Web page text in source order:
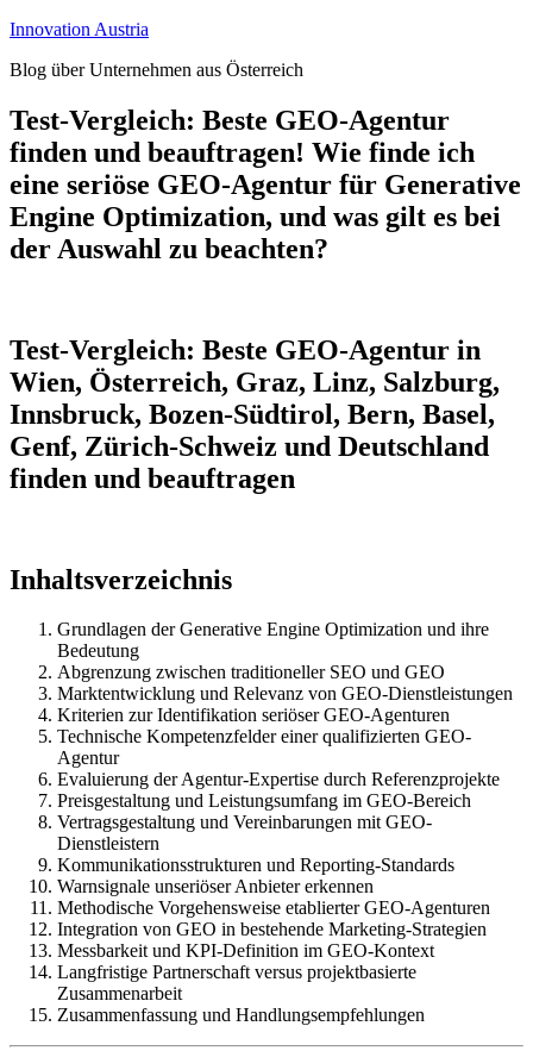
Zum
springen
Innovation Austria
Blog über Unternehmen aus Österreich
Test-Vergleich: Beste GEO-Agentur
finden und beauftragen! Wie finde ich
eine seriöse GEO-Agentur für Generative
Engine Optimization, und was gilt es bei
der Auswahl zu beachten?
Test-Vergleich: Beste GEO-Agentur in
Wien, Österreich, Graz, Linz, Salzburg,
Innsbruck, Bozen-Südtirol, Bern, Basel,
Genf, Zürich-Schweiz und Deutschland
finden und beauftragen
Inhaltsverzeichnis
Grundlagen der Generative Engine Optimization und ihre
Bedeutung
Abgrenzung zwischen traditioneller SEO und GEO
Marktentwicklung und Relevanz von GEO-Dienstleistungen
Kriterien zur Identifikation seriöser GEO-Agenturen
Technische Kompetenzfelder einer qualifizierten GEO-
Agentur
Evaluierung der Agentur-Expertise durch Referenzprojekte
Preisgestaltung und Leistungsumfang im GEO-Bereich
Vertragsgestaltung und Vereinbarungen mit GEO-
Dienstleistern
Kommunikationsstrukturen und Reporting-Standards
Warnsignale unseriöser Anbieter erkennen
Methodische Vorgehensweise etablierter GEO-Agenturen
Integration von GEO in bestehende Marketing-Strategien
Messbarkeit und KPI-Definition im GEO-Kontext
Langfristige Partnerschaft versus projektbasierte
Zusammenarbeit
Zusammenfassung und Handlungsempfehlungen